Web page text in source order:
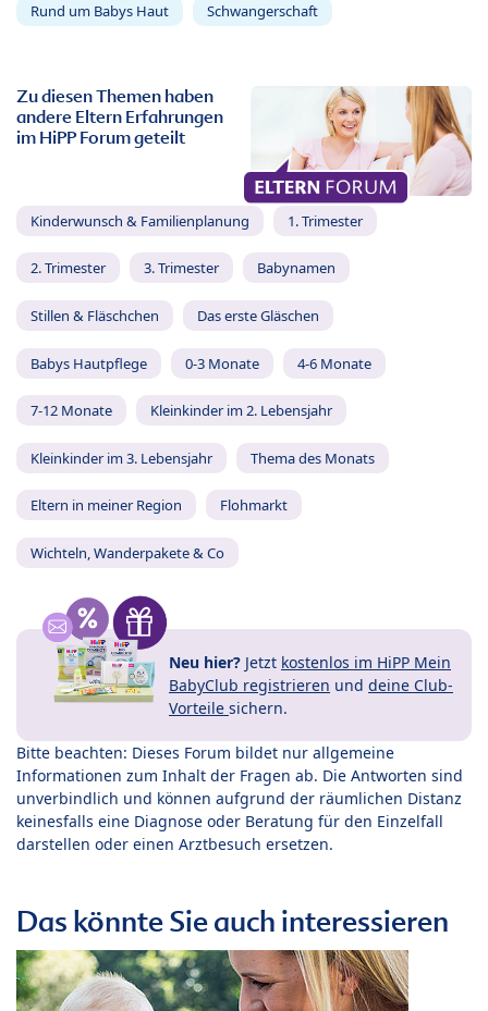
Rund um Babys Haut Schwangerschaft
Zu diesen Themen haben
andere Eltern Erfahrungen
im HiPP Forum geteilt
Kinderwunsch & Familienplanung 1. Trimester
2. Trimester 3. Trimester Babynamen
Stillen & Fläschchen Das erste Gläschen
Babys Hautpflege 0-3 Monate 4-6 Monate
7-12 Monate Kleinkinder im 2. Lebensjahr
Kleinkinder im 3. Lebensjahr Thema des Monats
Eltern in meiner Region Flohmarkt
Wichteln, Wanderpakete & Co
Neu hier? Jetzt kostenlos im HiPP Mein
BabyClub registrieren und deine Club-
Vorteile sichern.
Bitte beachten: Dieses Forum bildet nur allgemeine
Informationen zum Inhalt der Fragen ab. Die Antworten sind
unverbindlich und können aufgrund der räumlichen Distanz
keinesfalls eine Diagnose oder Beratung für den Einzelfall
darstellen oder einen Arztbesuch ersetzen.
Das könnte Sie auch interessieren